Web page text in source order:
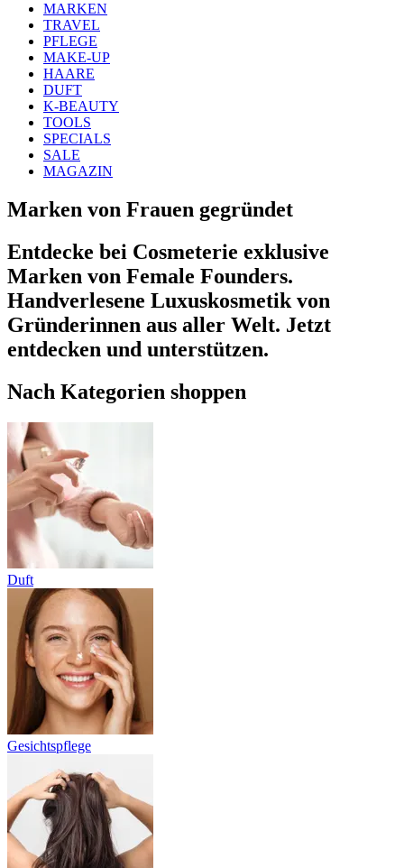
MARKEN
TRAVEL
PFLEGE
MAKE-UP
HAARE
DUFT
K-BEAUTY
TOOLS
SPECIALS
SALE
MAGAZIN
Marken von Frauen gegründet
Entdecke bei Cosmeterie exklusive
Marken von Female Founders.
Handverlesene Luxuskosmetik von
Gründerinnen aus aller Welt. Jetzt
entdecken und unterstützen.
Nach Kategorien shoppen
Duft
Gesichtspflege